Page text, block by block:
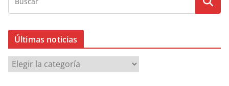
Últimas noticias
Ú
l